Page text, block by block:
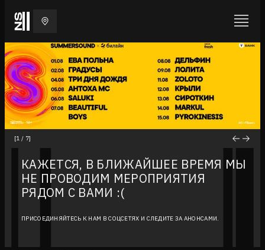
[1 / 7]
КАЖЕТСЯ, В БЛИЖАЙШЕЕ ВРЕМЯ МЫ
НЕ ПРОВОДИМ МЕРОПРИЯТИЯ
РЯДОМ С ВАМИ :(
ПРИСОЕДИНЯЙТЕСЬ К НАМ В СОЦСЕТЯХ И СЛЕДИТЕ ЗА АНОНСАМИ.